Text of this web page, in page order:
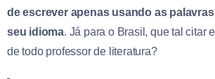
de escrever apenas usando as
seu idioma. Já para o Brasil, que tal citar
de todo professor de literatura?